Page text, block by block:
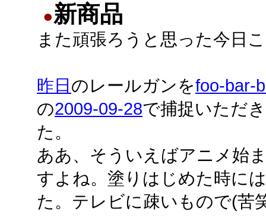
●新商品
また頑張ろうと思った今日
昨日 のレールガンをfoo-bar-
の2009-09-28で捕捉いただ
た。
ああ、そういえばアニメ始
すよね。塗りはじめた時に
た。テレビに疎いもので(苦